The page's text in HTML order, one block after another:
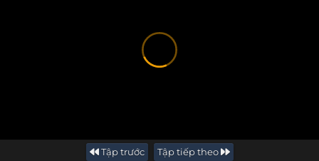
Tập trước Tập tiếp theo